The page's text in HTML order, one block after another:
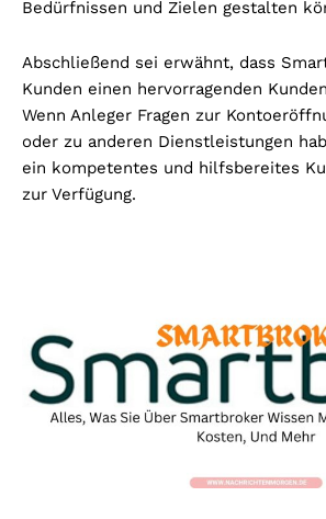
Bedürfnissen und Zielen gestalten
Abschließend sei erwähnt, dass
Kunden einen hervorragenden
Wenn Anleger Fragen zur
oder zu anderen Dienstleistungen
ein kompetentes und hilfsbereites
zur Verfügung.